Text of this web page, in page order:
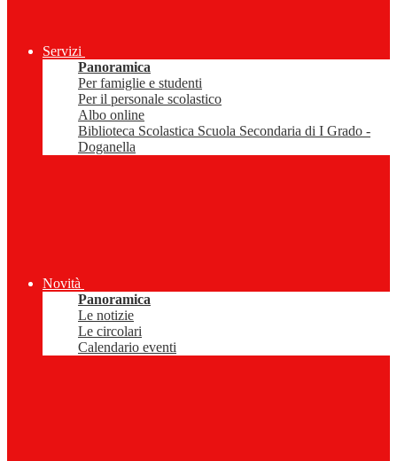
Servizi
Panoramica
Per famiglie e studenti
Per il personale scolastico
Albo online
Biblioteca Scolastica Scuola Secondaria di I Grado -
Doganella
Novità
Panoramica
Le notizie
Le circolari
Calendario eventi